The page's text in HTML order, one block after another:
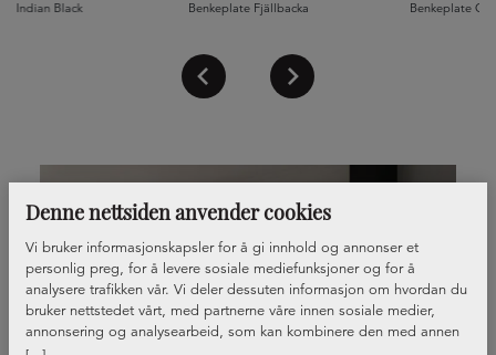
Denne nettsiden anvender cookies
Vi bruker informasjonskapsler for å gi innhold og annonser et
personlig preg, for å levere sosiale mediefunksjoner og for å
analysere trafikken vår. Vi deler dessuten informasjon om hvordan du
bruker nettstedet vårt, med partnerne våre innen sosiale medier,
annonsering og analysearbeid, som kan kombinere den med annen
Indian Black Benkeplate Fjällbacka Benkeplate